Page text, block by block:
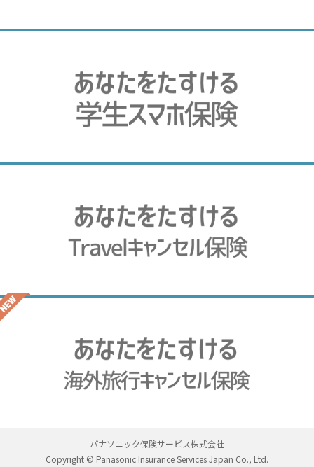
パナソニック保険サービス株式会社
Copyright © Panasonic Insurance Services Japan Co., Ltd.